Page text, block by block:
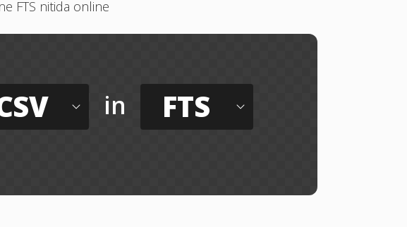
FTS nitida online
in FTS